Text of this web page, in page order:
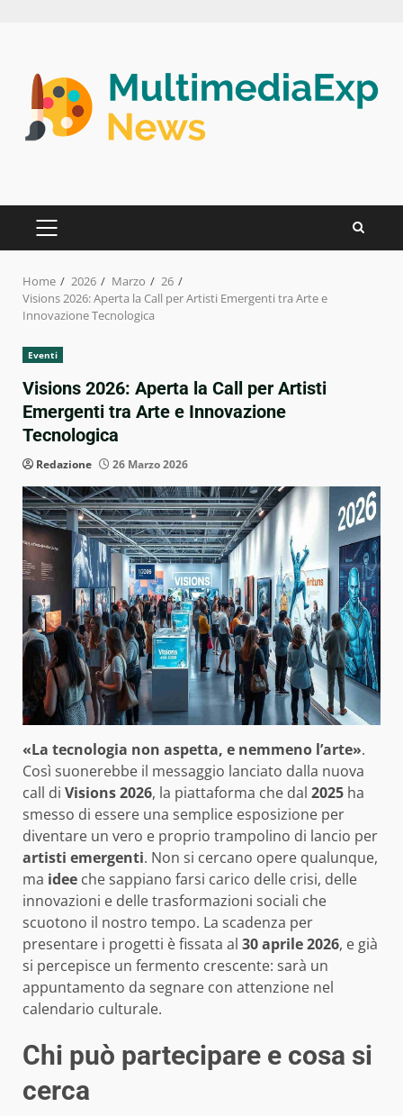
content
PRIMARY
MENU
Home 2026 Marzo
26
Visions 2026: Aperta la Call per Artisti Emergenti tra Arte e
Innovazione Tecnologica
Eventi
Visions 2026: Aperta la Call per Artisti
Emergenti tra Arte e Innovazione
Tecnologica
Redazione 26 Marzo 2026
«La tecnologia non aspetta, e nemmeno l’arte».
Così suonerebbe il messaggio lanciato dalla nuova
call di Visions 2026, la piattaforma che dal 2025 ha
smesso di essere una semplice esposizione per
diventare un vero e proprio trampolino di lancio per
artisti emergenti. Non si cercano opere qualunque,
ma idee che sappiano farsi carico delle crisi, delle
innovazioni e delle trasformazioni sociali che
scuotono il nostro tempo. La scadenza per
presentare i progetti è fissata al 30 aprile 2026, e già
si percepisce un fermento crescente: sarà un
appuntamento da segnare con attenzione nel
calendario culturale.
Chi può partecipare e cosa si
cerca